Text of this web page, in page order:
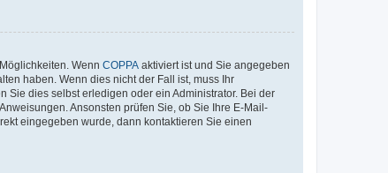
Wenn COPPA aktiviert ist und Sie angegeben
haben. Wenn dies nicht der Fall ist, muss Ihr
Sie dies selbst erledigen oder ein Administrator. Bei der
Ansonsten prüfen Sie, ob Sie Ihre E-Mail-
eingegeben wurde, dann kontaktieren Sie einen